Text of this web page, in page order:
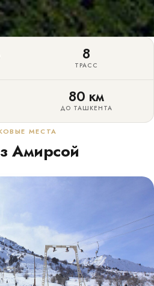
8
ТРАСС
80 км
ДО ТАШКЕНТА
МЕСТА
Амирсой